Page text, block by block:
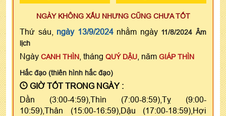
NGÀY KHÔNG XẤU NHƯNG CŨNG CHƯA TỐT
Thứ sáu, ngày 13/9/2024nhằm ngày 11/8/2024 Âm
lịch
Ngày CANH THÌN , tháng QUÝ DẬU , năm GIÁP THÌN
Hắc đạo (thiên hình hắc đạo)
GIỜ TỐT TRONG NGÀY :
Dần (3:00-4:59),Thìn (7:00-8:59),Tỵ (9:00-
10:59),Thân (15:00-16:59),Dậu (17:00-18:59),Hợi